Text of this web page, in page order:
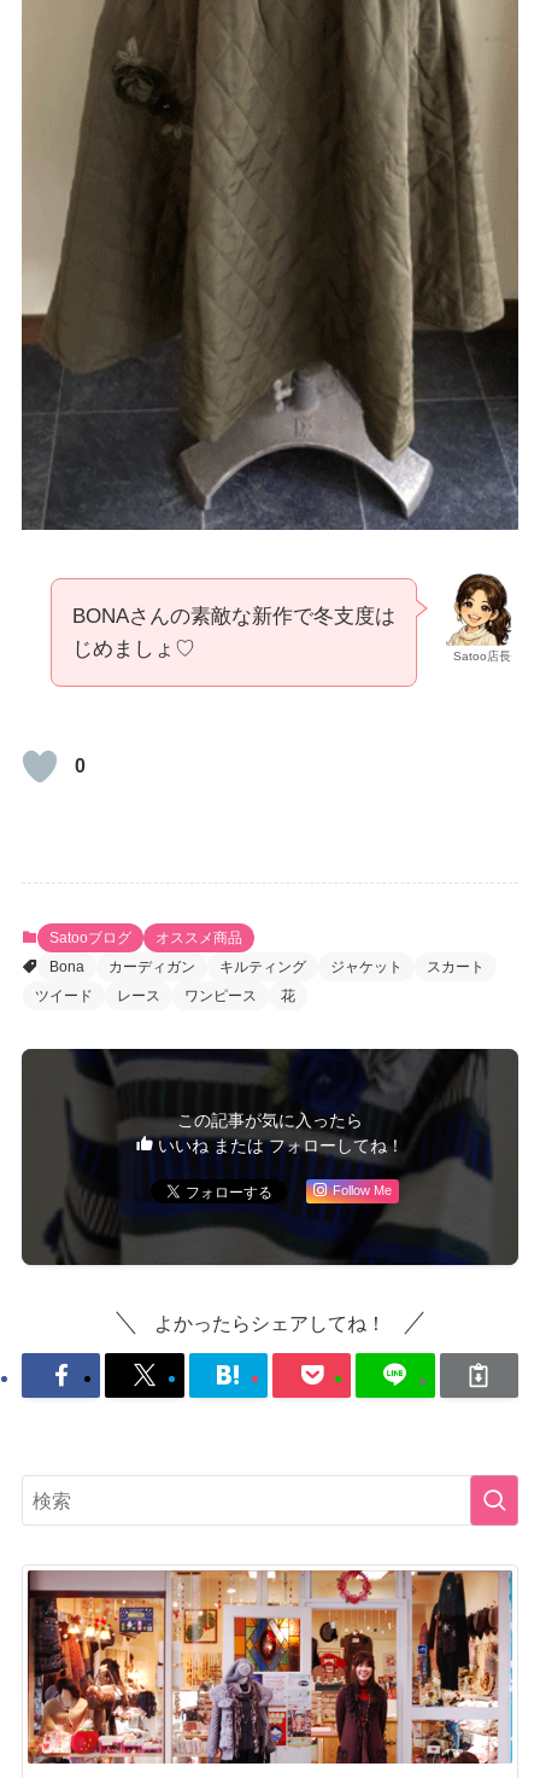
Satoo店長
BONAさんの素敵な新作で冬支度は
じめましょ♡
0
Satooブログ
オススメ商品
Bona
カーディガン キルティング ジャケット
スカート
ツイード
レース ワンピース 花
この記事が気に入ったら
いいね または フォローしてね！
Follow Me
よかったらシェアしてね！